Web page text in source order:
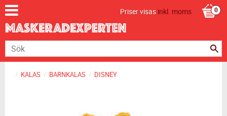
Priser visasinkl. moms
KALAS BARNKALAS DISNEY